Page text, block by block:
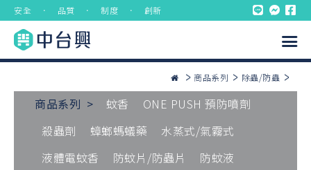
安全 ． 品質 ． 制度 ． 創新
商品系列 除蟲/防蟲
商品系列 > 蚊香
ONE PUSH 預防噴劑
殺蟲劑
蟑螂螞蟻藥
水蒸式/氣霧式
液體電蚊香
防蚊片/防蟲片
防蚊液